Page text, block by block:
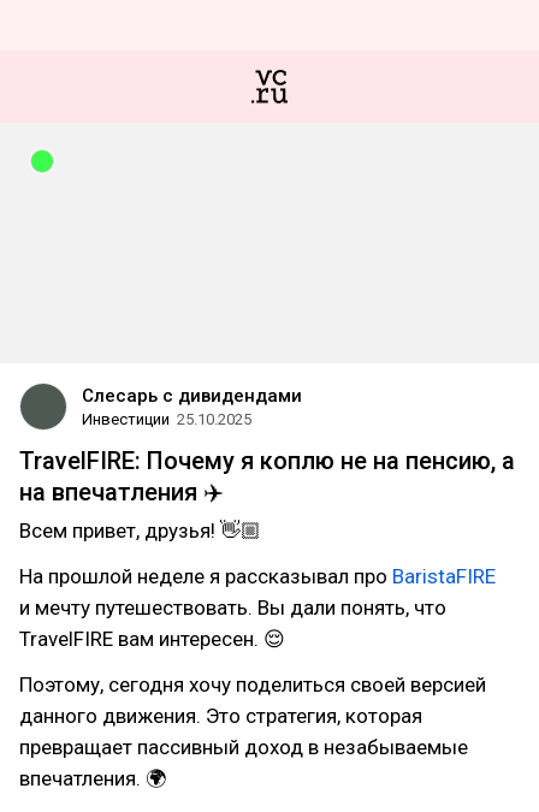
Слесарь с дивидендами
Инвестиции 25.10.2025
TravelFIRE: Почему я коплю не на пенсию, а
на впечатления ✈️
Всем привет, друзья! 👋🏼
На прошлой неделе я рассказывал про BaristaFIRE
и мечту путешествовать. Вы дали понять, что
TravelFIRE вам интересен. 😌
Поэтому, сегодня хочу поделиться своей версией
данного движения. Это стратегия, которая
превращает пассивный доход в незабываемые
впечатления. 🌍